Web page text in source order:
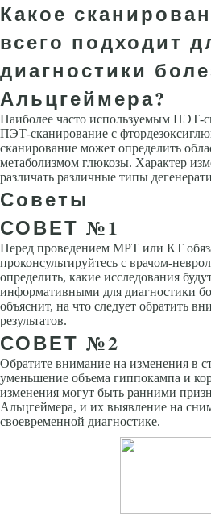
Какое
всего подходит
диагностики
Альцгеймера?
Наиболее часто используемым ПЭТ-
ПЭТ-сканирование с
сканирование может определить
метаболизмом глюкозы. Характер
различать различные типы
Советы
СОВЕТ №1
Перед проведением МРТ или КТ
проконсультируйтесь с врачом-
определить, какие исследования
информативными для диагностики
объяснит, на что следует обратить
результатов.
СОВЕТ №2
Обратите внимание на изменения в
уменьшение объема гиппокампа и
изменения могут быть ранними
Альцгеймера, и их выявление на
своевременной диагностике.